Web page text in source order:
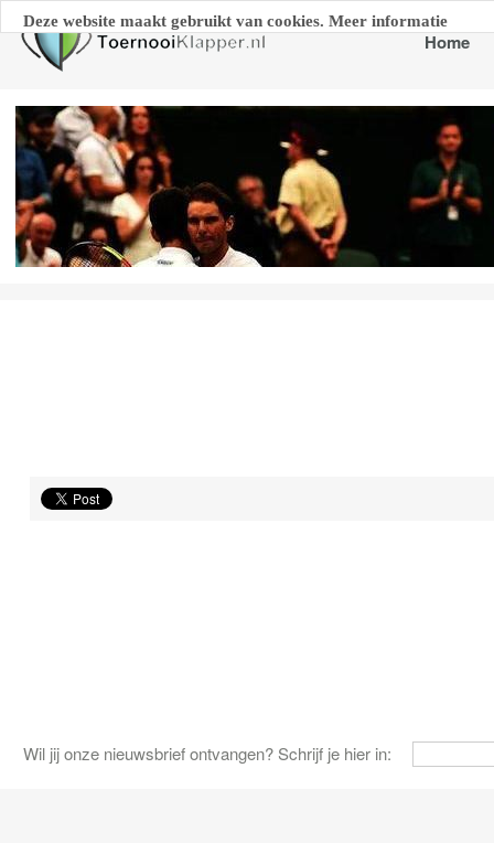
Wil jij onze nieuwsbrief ontvangen? Schrijf je hier in:
Home
Deze website maakt gebruikt van cookies. Meer informatie